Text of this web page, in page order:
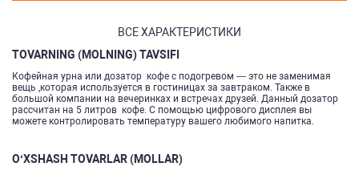
ВСЕ ХАРАКТЕРИСТИКИ
TOVARNING (MOLNING) TAVSIFI
Кофейная урна или дозатор кофе с подогревом — это не заменимая
вещь ,которая используется в гостиницах за завтраком. Также в
большой компании на вечеринках и встречах друзей. Данный дозатор
рассчитан на 5 литров кофе. С помощью цифрового дисплея вы
можете контролировать температуру вашего любимого напитка.
O‘XSHASH TOVARLAR (MOLLAR)